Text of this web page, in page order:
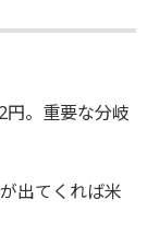
円。重要な分岐
出てくれば米